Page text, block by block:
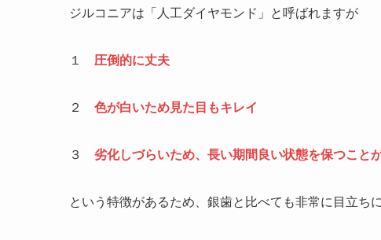
ジルコニアは「人工ダイヤモンド」と呼ばれますが
１ 圧倒的に丈夫
２ 色が白いため見た目もキレイ
３ 劣化しづらいため、長い期間良い状態を保つこと
という特徴があるため、銀歯と比べても非常に目立ち